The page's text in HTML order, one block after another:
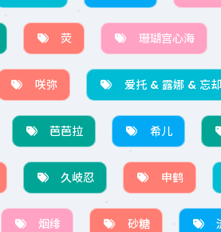
荧 珊瑚宫心海
咲弥 爱托 & 露娜 & 忘
芭芭拉 希儿
久岐忍 申鹤
烟绯 砂糖